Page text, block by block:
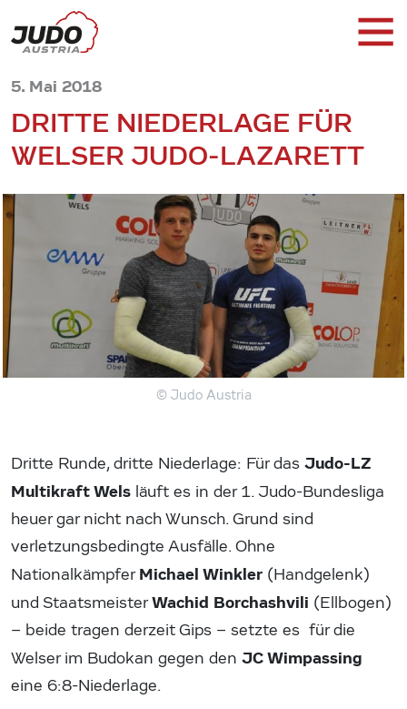
5. Mai 2018
DRITTE NIEDERLAGE FÜR
WELSER JUDO-LAZARETT
© Judo Austria
Dritte Runde, dritte Niederlage: Für das Judo-LZ
Multikraft Wels läuft es in der 1. Judo-Bundesliga
heuer gar nicht nach Wunsch. Grund sind
verletzungsbedingte Ausfälle. Ohne
NationalkämpferMichael Winkler (Handgelenk)
und StaatsmeisterWachid Borchashvili (Ellbogen)
– beide tragen derzeit Gips – setzte es für die
Welser im Budokan gegen den JC Wimpassing
eine 6:8-Niederlage.